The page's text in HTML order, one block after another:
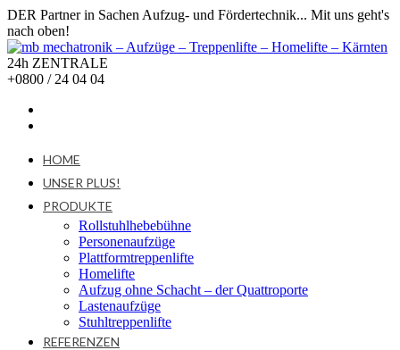
DER Partner in Sachen Aufzug- und Fördertechnik... Mit uns geht's
nach oben!
24h ZENTRALE
+0800 / 24 04 04
HOME
UNSER PLUS!
PRODUKTE
Rollstuhlhebebühne
Personenaufzüge
Plattformtreppenlifte
Homelifte
Aufzug ohne Schacht – der Quattroporte
Lastenaufzüge
Stuhltreppenlifte
REFERENZEN